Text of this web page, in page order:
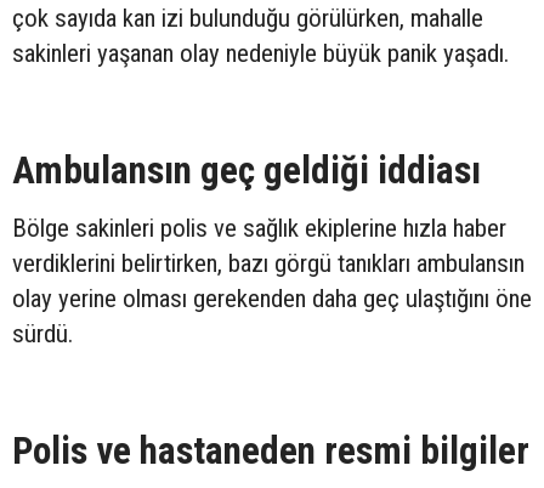
çok sayıda kan izi bulunduğu görülürken, mahalle
sakinleri yaşanan olay nedeniyle büyük panik yaşadı.
Ambulansın geç geldiği iddiası
Bölge sakinleri polis ve sağlık ekiplerine hızla haber
verdiklerini belirtirken, bazı görgü tanıkları ambulansın
olay yerine olması gerekenden daha geç ulaştığını öne
sürdü.
Polis ve hastaneden resmi bilgiler